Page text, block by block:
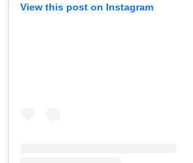
View this post on Instagram